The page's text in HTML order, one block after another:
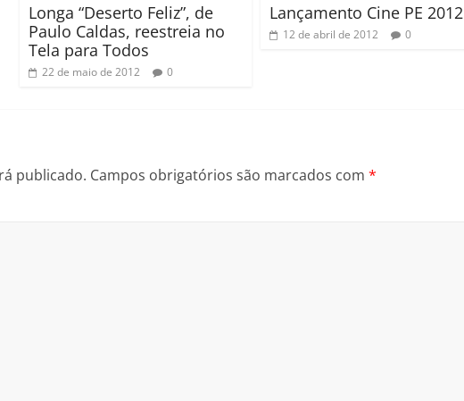
Longa “Deserto Feliz”, de
Paulo Caldas, reestreia no
Tela para Todos
22 de maio de 2012 0
Lançamento Cine PE 2012
12 de abril de 2012 0
publicado. Campos obrigatórios são marcados com *